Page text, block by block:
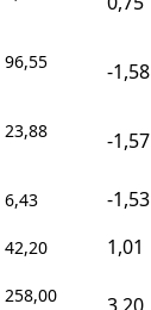
96,55 -1,58
23,88 -1,57
6,43 -1,53
42,20 1,01
258,00 3,20